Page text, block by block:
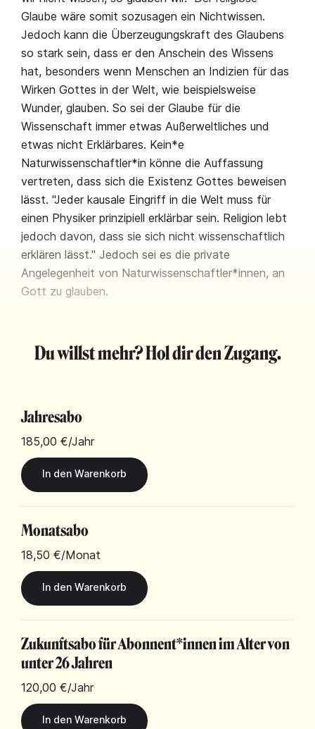
Glaube wäre somit sozusagen ein Nichtwissen.
Jedoch kann die Überzeugungskraft des Glaubens
so stark sein, dass er den Anschein des Wissens
hat, besonders wenn Menschen an Indizien für das
Wirken Gottes in der Welt, wie beispielsweise
Wunder, glauben. So sei der Glaube für die
Wissenschaft immer etwas Außerweltliches und
etwas nicht Erklärbares. Kein*e
Naturwissenschaftler*in könne die Auffassung
vertreten, dass sich die Existenz Gottes beweisen
lässt. "Jeder kausale Eingriff in die Welt muss für
einen Physiker prinzipiell erklärbar sein. Religion lebt
jedoch davon, dass sie sich nicht wissenschaftlich
erklären lässt." Jedoch sei es die private
Angelegenheit von Naturwissenschaftler*innen, an
Gott zu glauben.
Du willst mehr? Hol dir den Zugang.
Jahresabo
185,00 €/Jahr
Monatsabo
18,50 €/Monat
Zukunftsabo für Abonnent*innen im Alter von
unter 26 Jahren
120,00 €/Jahr